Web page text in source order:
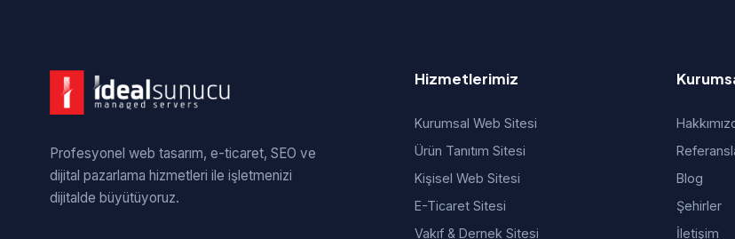
Profesyonel web tasarım, e-ticaret, SEO ve
dijital pazarlama hizmetleri ile işletmenizi
dijitalde büyütüyoruz.
Hizmetlerimiz
Kurumsal Web Sitesi
Ürün Tanıtım Sitesi
Kişisel Web Sitesi
E-Ticaret Sitesi
Vakıf & Dernek Sitesi
Blog
Şehirler
İletişim